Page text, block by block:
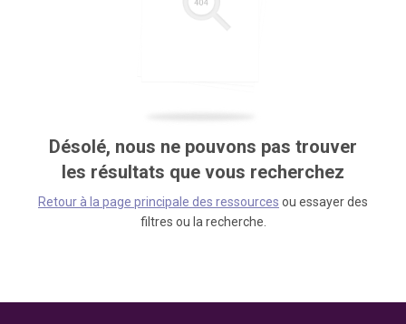
Désolé, nous ne pouvons pas trouver
les résultats que vous recherchez
Retour à la page principale des ressources ou essayer des
filtres ou la recherche.